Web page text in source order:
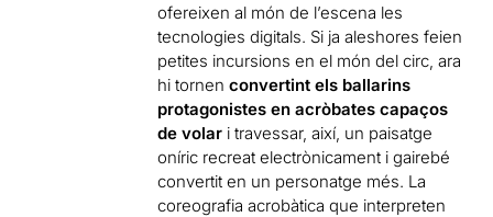
ofereixen al món de l’escena les
tecnologies digitals. Si ja aleshores feien
petites incursions en el món del circ, ara
hi tornen convertint els ballarins
protagonistes en acròbates capaços
de volar i travessar, així, un paisatge
oníric recreat electrònicament i gairebé
convertit en un personatge més. La
coreografia acrobàtica que interpreten